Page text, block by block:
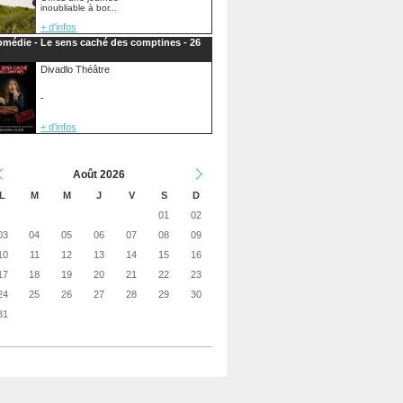
+ d'infos
inoubliable à bor...
+ d'infos
- Le sens caché des comptines - 26
Divadlo Théâtre
-
Août 2026
L M M J V S
D
01
02
04 05 06 07 08
09
11 12 13 14 15
16
18 19 20 21 22
23
25 26 27 28 29
30